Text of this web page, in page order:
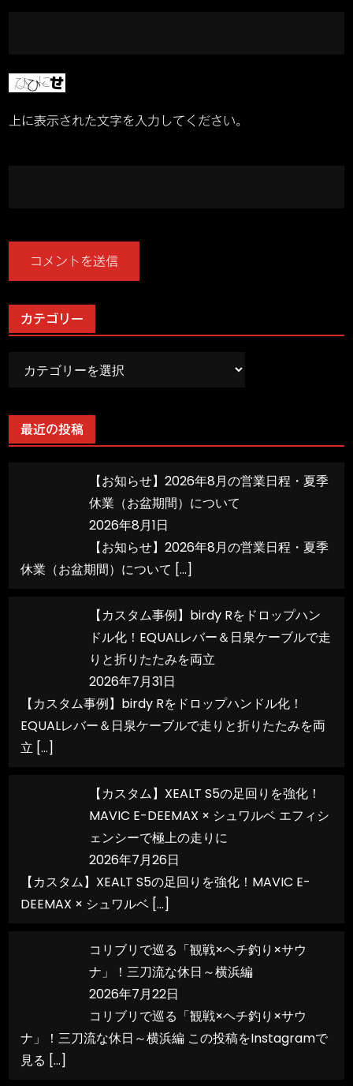
上に表示された文字を入力してください。
カテゴリー
リ
ー
最近の投稿
【お知らせ】2026年8月の営業日程・夏季
休業（お盆期間）について
2026年8月1日
【お知らせ】2026年8月の営業日程・夏季
休業（お盆期間）について […]
【カスタム事例】birdy Rをドロップハン
ドル化！EQUALレバー＆日泉ケーブルで走
りと折りたたみを両立
2026年7月31日
【カスタム事例】birdy Rをドロップハンドル化！
EQUALレバー＆日泉ケーブルで走りと折りたたみを両
立 […]
【カスタム】XEALT S5の足回りを強化！
MAVIC E-DEEMAX × シュワルベ エフィシ
ェンシーで極上の走りに
2026年7月26日
【カスタム】XEALT S5の足回りを強化！MAVIC E-
DEEMAX × シュワルベ […]
コリブリで巡る「観戦×ヘチ釣り×サウ
ナ」！三刀流な休日～横浜編
2026年7月22日
コリブリで巡る「観戦×ヘチ釣り×サウ
ナ」！三刀流な休日～横浜編 この投稿をInstagramで
見る […]